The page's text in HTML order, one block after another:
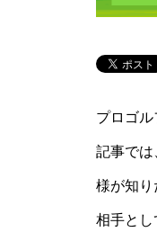
プロゴ
記事では
様が知り
相手と